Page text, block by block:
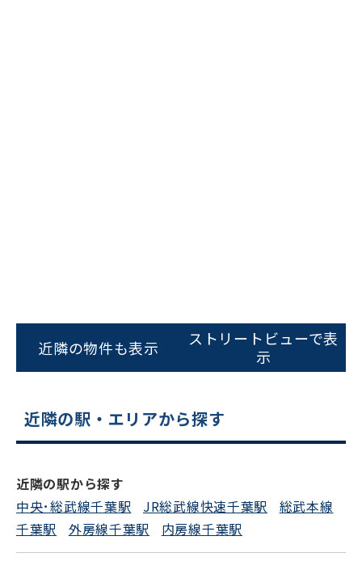
0120-620-213
電話でお問い合わせ
近隣の物件も表示
ストリートビューで表
示
近隣の駅・エリアから探す
近隣の駅から探す
中央･総武線千葉駅
JR総武線快速千葉駅
総武本線
千葉駅
外房線千葉駅 内房線千葉駅